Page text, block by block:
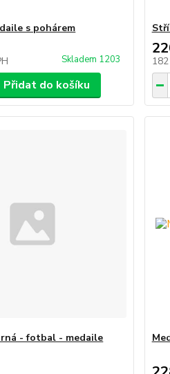
s pohárem
Skladem 1203
Přidat do košíku
- fotbal - medaile